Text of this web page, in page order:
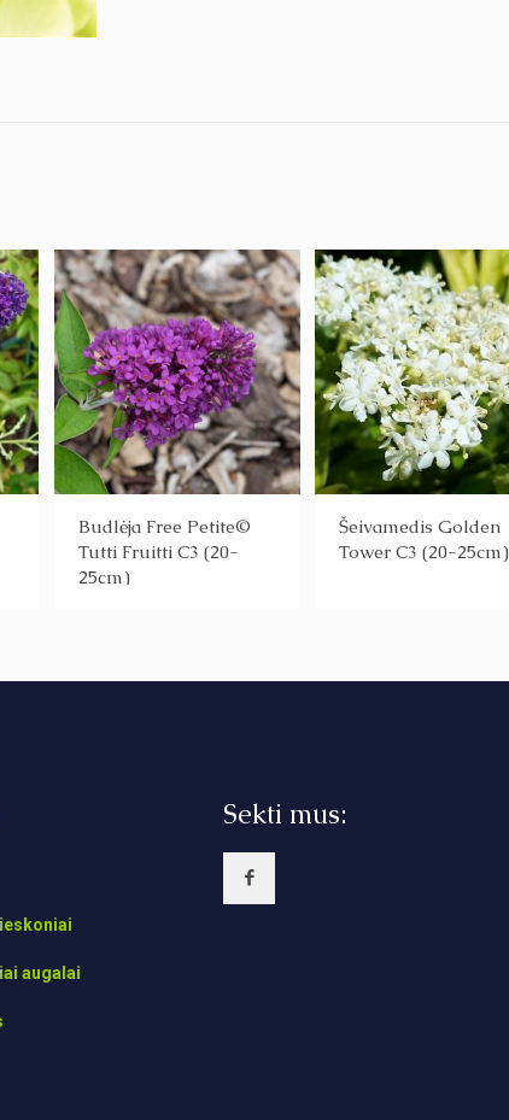
Budlėja Free Petite©
Tutti Fruitti C3 (20-
25cm)
Šeivamedis Golden
Tower C3 (20-25cm)
augalai
Sekti mus: